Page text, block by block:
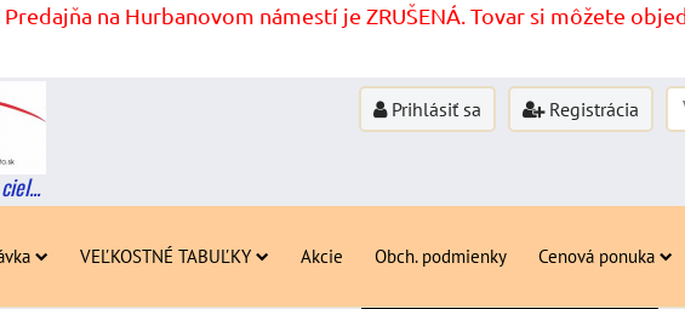
Predajňa na Hurbanovom námestí je ZRUŠENÁ. Tovar si môžete
Prihlásiť sa Registrácia
VEĽKOSTNÉ TABUĽKY Akcie Obch. podmienky Cenová ponuka